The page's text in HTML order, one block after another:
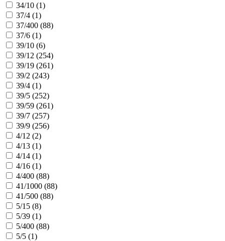
34/10 (1)
37/4 (1)
37/400 (88)
37/6 (1)
39/10 (6)
39/12 (254)
39/19 (261)
39/2 (243)
39/4 (1)
39/5 (252)
39/59 (261)
39/7 (257)
39/9 (256)
4/12 (2)
4/13 (1)
4/14 (1)
4/16 (1)
4/400 (88)
41/1000 (88)
41/500 (88)
5/15 (8)
5/39 (1)
5/400 (88)
5/5 (1)